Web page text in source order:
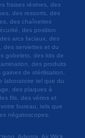
fraises résines, des
des ressorts, des
des chaînettes
des position
arcs faciaux, des
des serviettes et du
gobelets, des kits de
des produits
de stérilisation,
laboratoire tel que du
des plaques à
fils, des vérins et
bureau, tels que
négatoscopes.
Adenta, Air Wick,